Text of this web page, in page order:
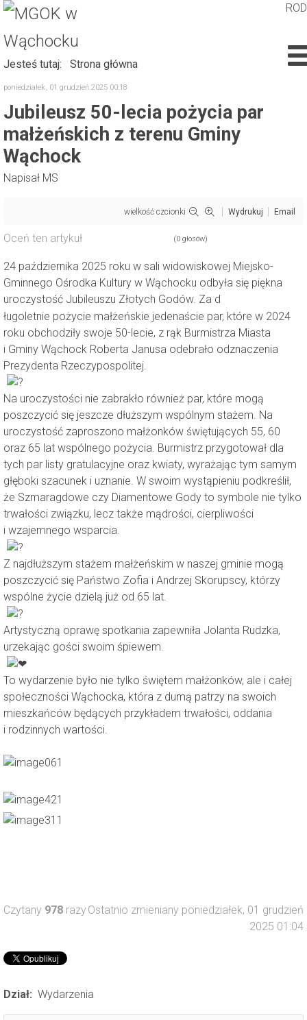
Jesteś tutaj: Strona główna
poniedziałek, 01 grudzień 2025 00:18
Jubileusz 50-lecia pożycia par
małżeńskich z terenu Gminy
Wąchock
Napisał MS
wielkość czcionki Wydrukuj Email
Oceń ten artykuł (0 głosów)
24 października 2025 roku w sali widowiskowej Miejsko-
Gminnego Ośrodka Kultury w Wąchocku odbyła się piękna
uroczystość Jubileuszu Złotych Godów. Za d
ługoletnie pożycie małżeńskie jedenaście par, które w 2024
roku obchodziły swoje 50-lecie, z rąk Burmistrza Miasta
i Gminy Wąchock Roberta Janusa odebrało odznaczenia
Prezydenta Rzeczypospolitej.
Na uroczystości nie zabrakło również par, które mogą
poszczycić się jeszcze dłuższym wspólnym stażem. Na
uroczystość zaproszono małżonków świętujących 55, 60
oraz 65 lat wspólnego pożycia. Burmistrz przygotował dla
tych par listy gratulacyjne oraz kwiaty, wyrażając tym samym
głęboki szacunek i uznanie. W swoim wystąpieniu podkreślił,
że Szmaragdowe czy Diamentowe Gody to symbole nie tylko
trwałości związku, lecz także mądrości, cierpliwości
i wzajemnego wsparcia.
Z najdłuższym stażem małżeńskim w naszej gminie mogą
poszczycić się Państwo Zofia i Andrzej Skorupscy, którzy
wspólne życie dzielą już od 65 lat.
Artystyczną oprawę spotkania zapewniła Jolanta Rudzka,
urzekając gości swoim śpiewem.
To wydarzenie było nie tylko świętem małżonków, ale i całej
społeczności Wąchocka, która z dumą patrzy na swoich
mieszkańców będących przykładem trwałości, oddania
i rodzinnych wartości.
Czytany 978 razy Ostatnio zmieniany poniedziałek, 01 grudzień
2025 01:04
Dział: Wydarzenia